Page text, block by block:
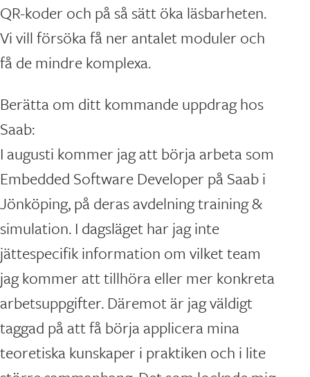
QR-koder och på så sätt öka läsbarheten.
Vi vill försöka få ner antalet moduler och
få de mindre komplexa.
Berätta om ditt kommande uppdrag hos
Saab:
I augusti kommer jag att börja arbeta som
Embedded Software Developer på Saab i
Jönköping, på deras avdelning training &
simulation. I dagsläget har jag inte
jättespecifik information om vilket team
jag kommer att tillhöra eller mer konkreta
arbetsuppgifter. Däremot är jag väldigt
taggad på att få börja applicera mina
teoretiska kunskaper i praktiken och i lite